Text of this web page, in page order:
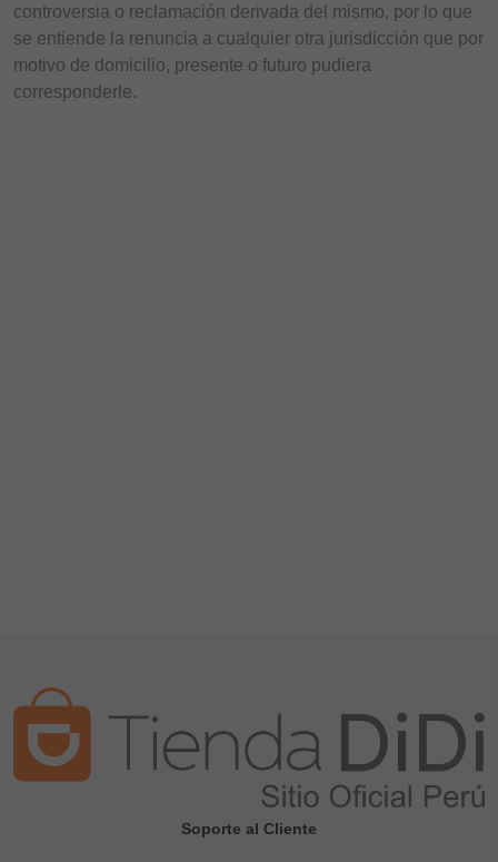
controversia o reclamación derivada del mismo, por lo que
se entiende la renuncia a cualquier otra jurisdicción que por
motivo de domicilio, presente o futuro pudiera
corresponderle.
Soporte al Cliente